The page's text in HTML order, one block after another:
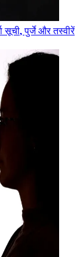
सूची, पुर्जे और तस्वीरें